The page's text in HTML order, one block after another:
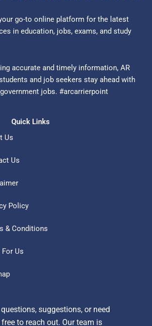
go-to online platform for the latest
in education, jobs, exams, and study
accurate and timely information, AR
and job seekers stay ahead with
jobs. #arcarrierpoint
Quick Links
Us
Us
Policy
& Conditions
Us
suggestions, or need
to reach out. Our team is